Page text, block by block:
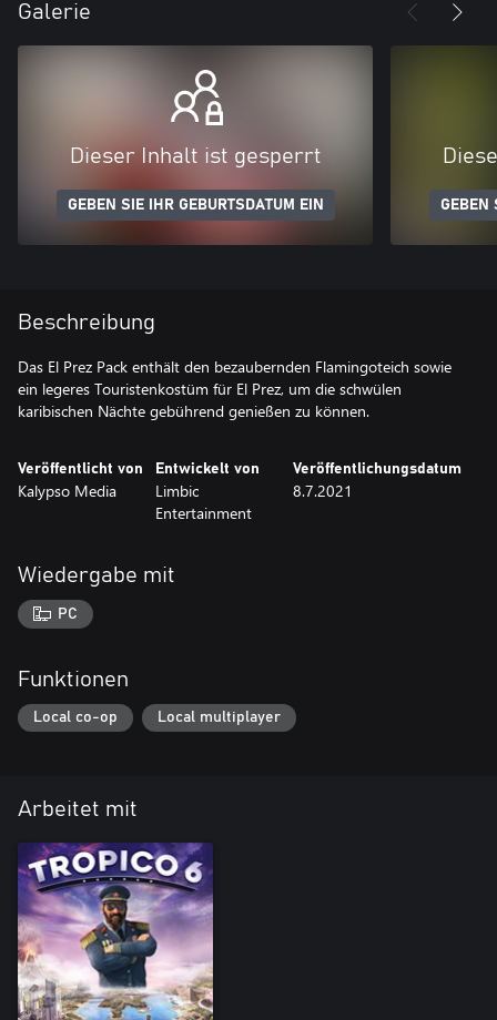
Galerie
Dieser Inhalt ist gesperrt
GEBEN SIE IHR GEBURTSDATUM EIN GEBEN
Beschreibung
Das El Prez Pack enthält den bezaubernden Flamingoteich sowie
ein legeres Touristenkostüm für El Prez, um die schwülen
karibischen Nächte gebührend genießen zu können.
Veröffentlicht von
Kalypso Media
Entwickelt von
Limbic
Entertainment
Veröffentlichungsdatum
8.7.2021
Wiedergabe mit
PC
Funktionen
Local co-op Local multiplayer
Arbeitet mit